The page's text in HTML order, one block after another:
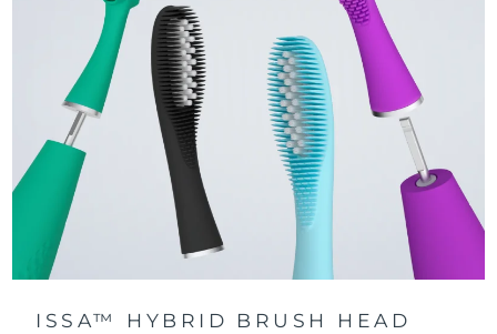
la app FOREO For You.
ISSA™ HYBRID BRUSH HEAD